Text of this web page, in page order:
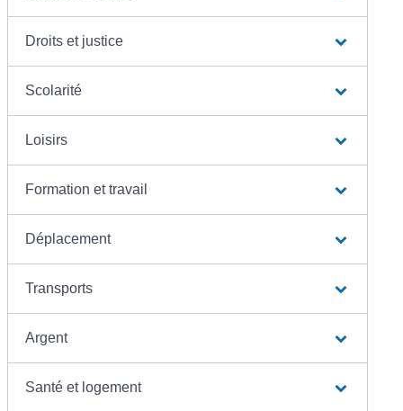
Droits et justice
Scolarité
Loisirs
Formation et travail
Déplacement
Transports
Argent
Santé et logement